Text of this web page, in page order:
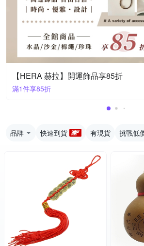
【HERA 赫拉】開運飾品享85折
滿1件享85折
品牌 快速到貨 有現貨 挑戰低